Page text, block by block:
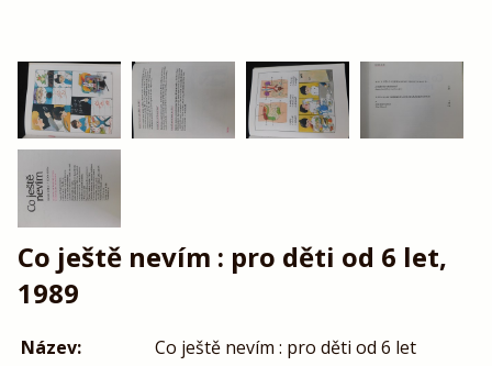
Co ještě nevím : pro děti od 6 let,
1989
Název:
Co ještě nevím : pro děti od 6 let